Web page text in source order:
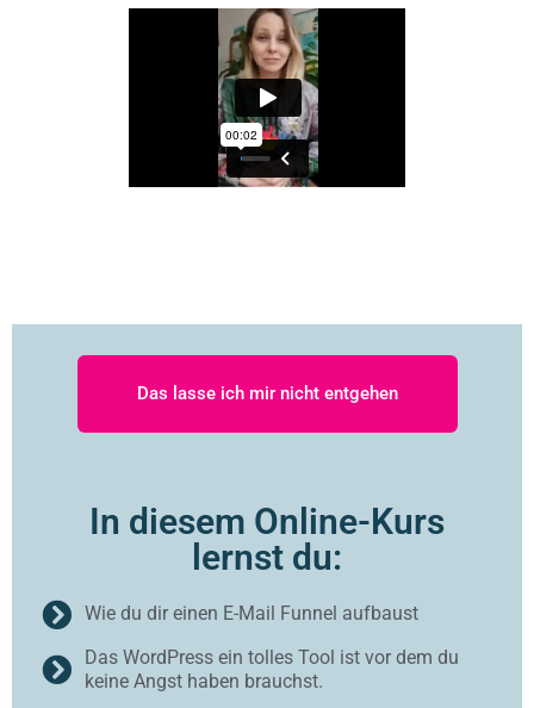
Das lasse ich mir nicht entgehen
In diesem Online-Kurs
lernst du:
Wie du dir einen E-Mail Funnel aufbaust
Das WordPress ein tolles Tool ist vor dem du
keine Angst haben brauchst.